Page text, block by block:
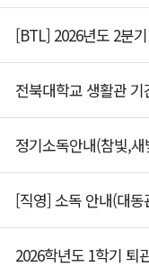
[BTL] 2026년도 2분
전북대학교 생활관
정기소독안내(참빛,
[직영] 소독 안내(대동
2026학년도 1학기